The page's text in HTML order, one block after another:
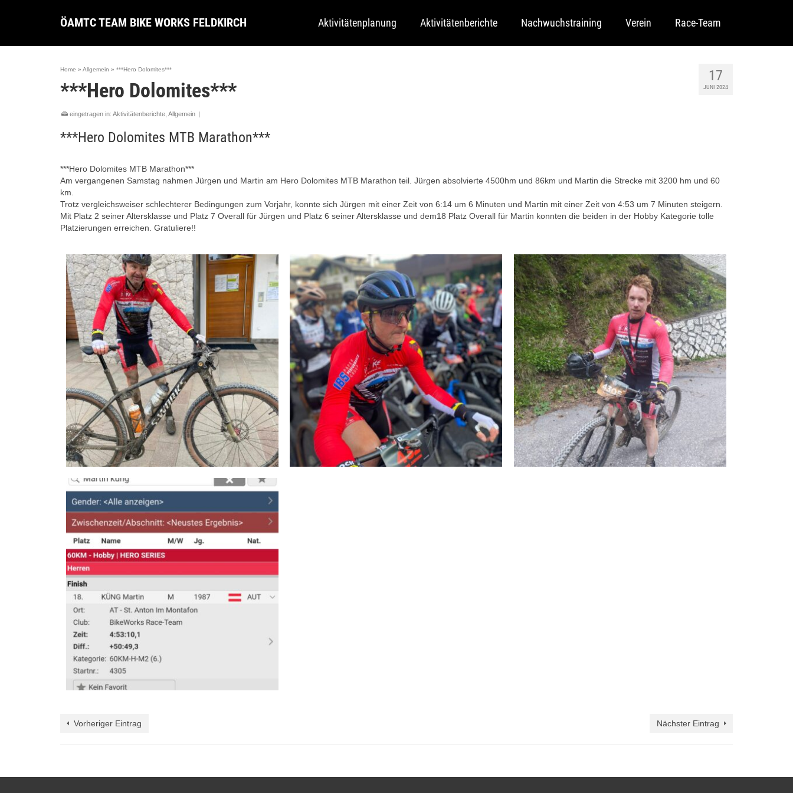
ÖAMTC TEAM BIKE WORKS FELDKIRCH Aktivitätenplanung Aktivitätenberichte Nachwuchstraining Verein Race-Team
17
JUNI 2024
Home » Allgemein » ***Hero Dolomites***
***Hero Dolomites***
eingetragen in: Aktivitätenberichte Allgemein |
***Hero Dolomites MTB Marathon***
***Hero Dolomites MTB Marathon***
Am vergangenen Samstag nahmen Jürgen und Martin am Hero Dolomites MTB Marathon teil. Jürgen absolvierte 4500hm und 86km und Martin die Strecke mit 3200 hm und 60
km.
Trotz vergleichsweiser schlechterer Bedingungen zum Vorjahr, konnte sich Jürgen mit einer Zeit von 6:14 um 6 Minuten und Martin mit einer Zeit von 4:53 um 7 Minuten steigern.
Mit Platz 2 seiner Altersklasse und Platz 7 Overall für Jürgen und Platz 6 seiner Altersklasse und dem18 Platz Overall für Martin konnten die beiden in der Hobby Kategorie tolle
Platzierungen erreichen. Gratuliere!!
Vorheriger Eintrag Nächster Eintrag